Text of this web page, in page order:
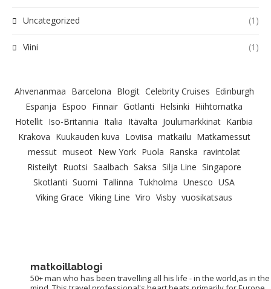
Uncategorized (1)
Viini (1)
Ahvenanmaa Barcelona Blogit Celebrity Cruises Edinburgh
Espanja Espoo Finnair Gotlanti Helsinki Hiihtomatka
Hotellit Iso-Britannia Italia Itävalta Joulumarkkinat Karibia
Krakova Kuukauden kuva Loviisa matkailu Matkamessut
messut museot New York Puola Ranska ravintolat
Risteilyt Ruotsi Saalbach Saksa Silja Line Singapore
Skotlanti Suomi Tallinna Tukholma Unesco USA
Viking Grace Viking Line Viro Visby vuosikatsaus
matkoillablogi
50+ man who has been travelling all his life - in the world,as in the